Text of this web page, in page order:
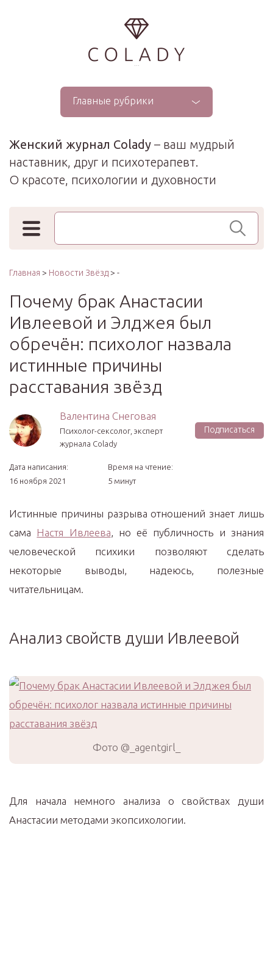
...
Главные рубрики
Женский журнал Colady – ваш мудрый
наставник, друг и психотерапевт.
О красоте, психологии и духовности
Поиск по сайту
Главная > Новости Звёзд> -
Почему брак Анастасии
Ивлеевой и Элджея был
обречён: психолог назвала
истинные причины
расставания звёзд
Валентина Снеговая
Психолог-сексолог, эксперт
журнала Colady
Подписаться
Дата написания:
16 ноября 2021
Время на чтение:
5 минут
Истинные причины разрыва отношений знает лишь
сама Настя Ивлеева, но её публичность и знания
человеческой психики позволяют сделать
некоторые выводы, надеюсь, полезные
читательницам.
Анализ свойств души Ивлеевой
Фото @_agentgirl_
Для начала немного анализа о свойствах души
Анастасии методами экопсихологии.